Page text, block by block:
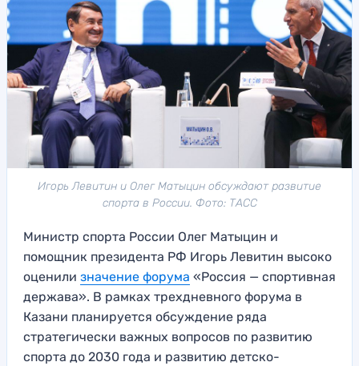
Игорь Левитин и Олег Матыцин обсуждают развитие
спорта в России. Фото: ТАСС
Министр спорта России Олег Матыцин и
помощник президента РФ Игорь Левитин высоко
оценили значение форума «Россия — спортивная
держава». В рамках трехдневного форума в
Казани планируется обсуждение ряда
стратегически важных вопросов по развитию
спорта до 2030 года и развитию детско-